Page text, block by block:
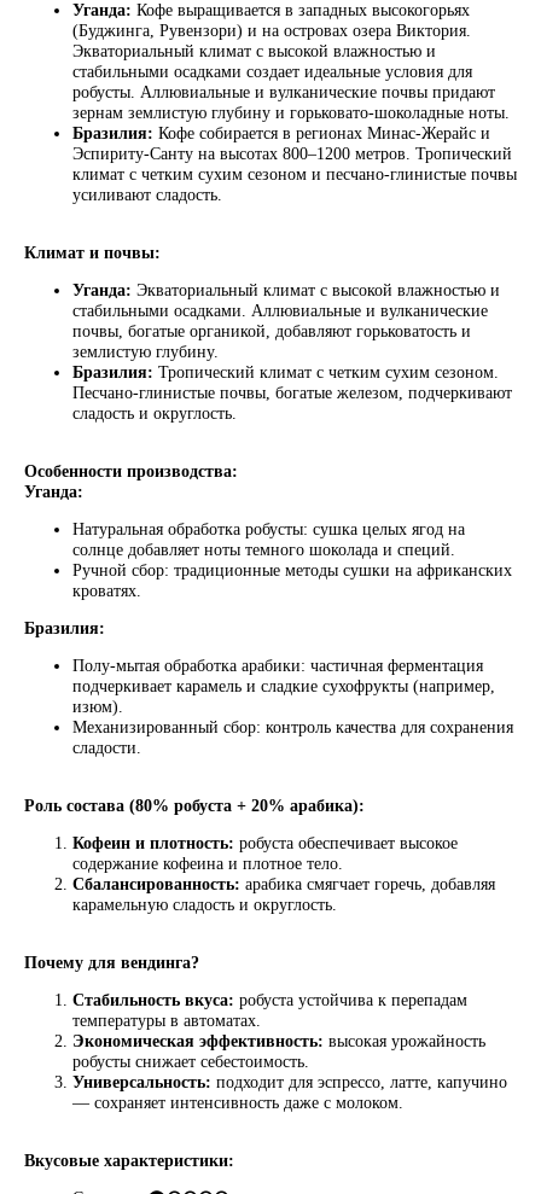
Уганда: Кофе выращивается в западных высокогорьях
(Буджинга, Рувензори) и на островах озера Виктория.
Экваториальный климат с высокой влажностью и
стабильными осадками создает идеальные условия для
робусты. Аллювиальные и вулканические почвы придают
зернам землистую глубину и горьковато-шоколадные ноты.
Бразилия: Кофе собирается в регионах Минас-Жерайс и
Эспириту-Санту на высотах 800–1200 метров. Тропический
климат с четким сухим сезоном и песчано-глинистые почвы
усиливают сладость.
Климат и почвы:
Уганда: Экваториальный климат с высокой влажностью и
стабильными осадками. Аллювиальные и вулканические
почвы, богатые органикой, добавляют горьковатость и
землистую глубину.
Бразилия: Тропический климат с четким сухим сезоном.
Песчано-глинистые почвы, богатые железом, подчеркивают
сладость и округлость.
Особенности производства:
Уганда:
Натуральная обработка робусты: сушка целых ягод на
солнце добавляет ноты темного шоколада и специй.
Ручной сбор: традиционные методы сушки на африканских
кроватях.
Бразилия:
Полу-мытая обработка арабики: частичная ферментация
подчеркивает карамель и сладкие сухофрукты (например,
изюм).
Механизированный сбор: контроль качества для сохранения
сладости.
Роль состава (80% робуста + 20% арабика):
Кофеин и плотность: робуста обеспечивает высокое
содержание кофеина и плотное тело.
Сбалансированность: арабика смягчает горечь, добавляя
карамельную сладость и округлость.
Почему для вендинга?
Стабильность вкуса: робуста устойчива к перепадам
температуры в автоматах.
Экономическая эффективность: высокая урожайность
робусты снижает себестоимость.
Универсальность: подходит для эспрессо, латте, капучино
— сохраняет интенсивность даже с молоком.
Вкусовые характеристики:
ПОДПИШИТЕСЬ
НА НАШУ
РАССЫЛКУ
ежедневно с 9:00 до 18:00
г. Люберцы,
Котельнический
проезд, д. 3
ПОДПИСАТЬСЯ
Политика конфиденциальности
Политика возврата и обмена
Оплата и доставка